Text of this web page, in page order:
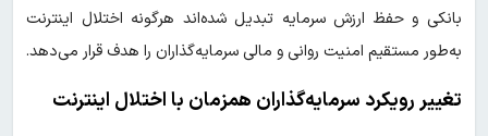
بانکی و حفظ ارزش سرمایه تبدیل شده‌اند هرگونه اختلال اینترنت
به‌طور مستقیم امنیت روانی و مالی سرمایه‌گذاران را هدف قرار می‌دهد.
تغییر رویکرد سرمایه‌گذاران همزمان با اختلال اینترنت